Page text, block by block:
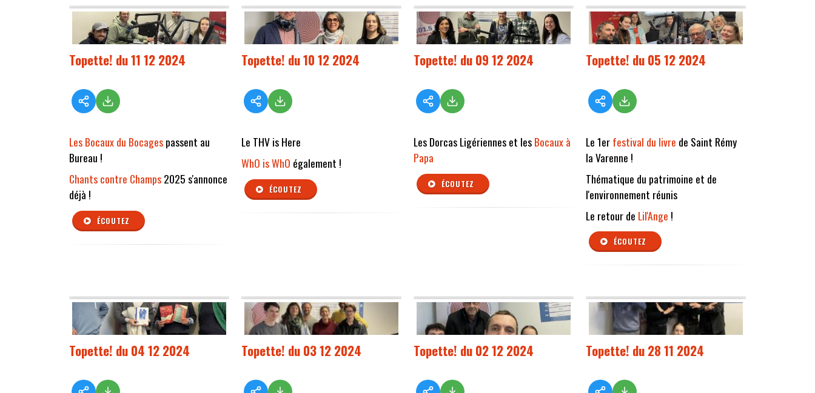
Topette! du 11 12 2024
Les Bocaux du Bocagespassent au
Bureau !
Chants contre Champs2025 s'annonce
déjà !
ÉCOUTEZ
Topette! du 10 12 2024
Le THV is Here
WhO is WhO également !
ÉCOUTEZ
Topette! du 09 12 2024
Les Dorcas Ligériennes et lesBocaux à
Papa
ÉCOUTEZ
Topette! du 05 12 2024
Le 1erfestival du livre de Saint Rémy
la Varenne !
Thématique du patrimoine et de
l'environnement réunis
Le retour de Lil'Ange !
ÉCOUTEZ
Topette! du 04 12 2024 Topette! du 03 12 2024 Topette! du 02 12 2024 Topette! du 28 11 2024